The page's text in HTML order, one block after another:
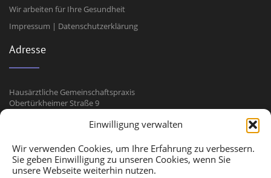
Einwilligung verwalten
Wir verwenden Cookies, um Ihre Erfahrung zu verbessern.
Sie geben Einwilligung zu unseren Cookies, wenn Sie
unsere Webseite weiterhin nutzen.
Wir arbeiten für Ihre Gesundheit
Impressum | Datenschutzerklärung
Adresse
Hausärztliche Gemeinschaftspraxis
Obertürkheimer Straße 9